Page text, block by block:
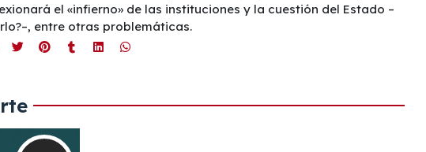
el «infierno» de las instituciones y la cuestión del Estado –
entre otras problemáticas.